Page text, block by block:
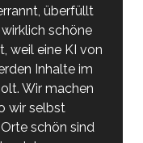
überfüllt
schöne
weil eine KI von
Inhalte im
Wir machen
wir selbst
schön sind